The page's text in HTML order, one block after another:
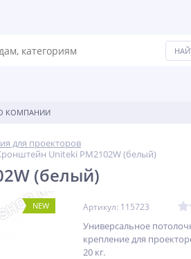
КОМПАНИИ
для проекторов
Uniteki PM2102W (белый)
(белый)
NEW Артикул: 115723
Универсальное
крепление для
20 кг.